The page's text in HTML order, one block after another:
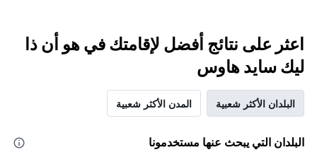
اعثر على نتائج أفضل لإقامتك في هو أن ذا
ليك سايد هاوس
البلدان الأكثر شعبية المدن الأكثر شعبية
البلدان التي يبحث عنها مستخدمونا